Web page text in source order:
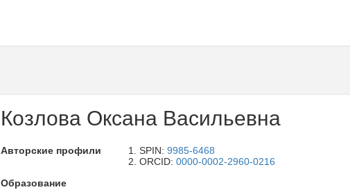
Козлова Оксана Васильевна
Авторские профили SPIN: 9985-6468
ORCID: 0000-0002-2960-0216
Образование